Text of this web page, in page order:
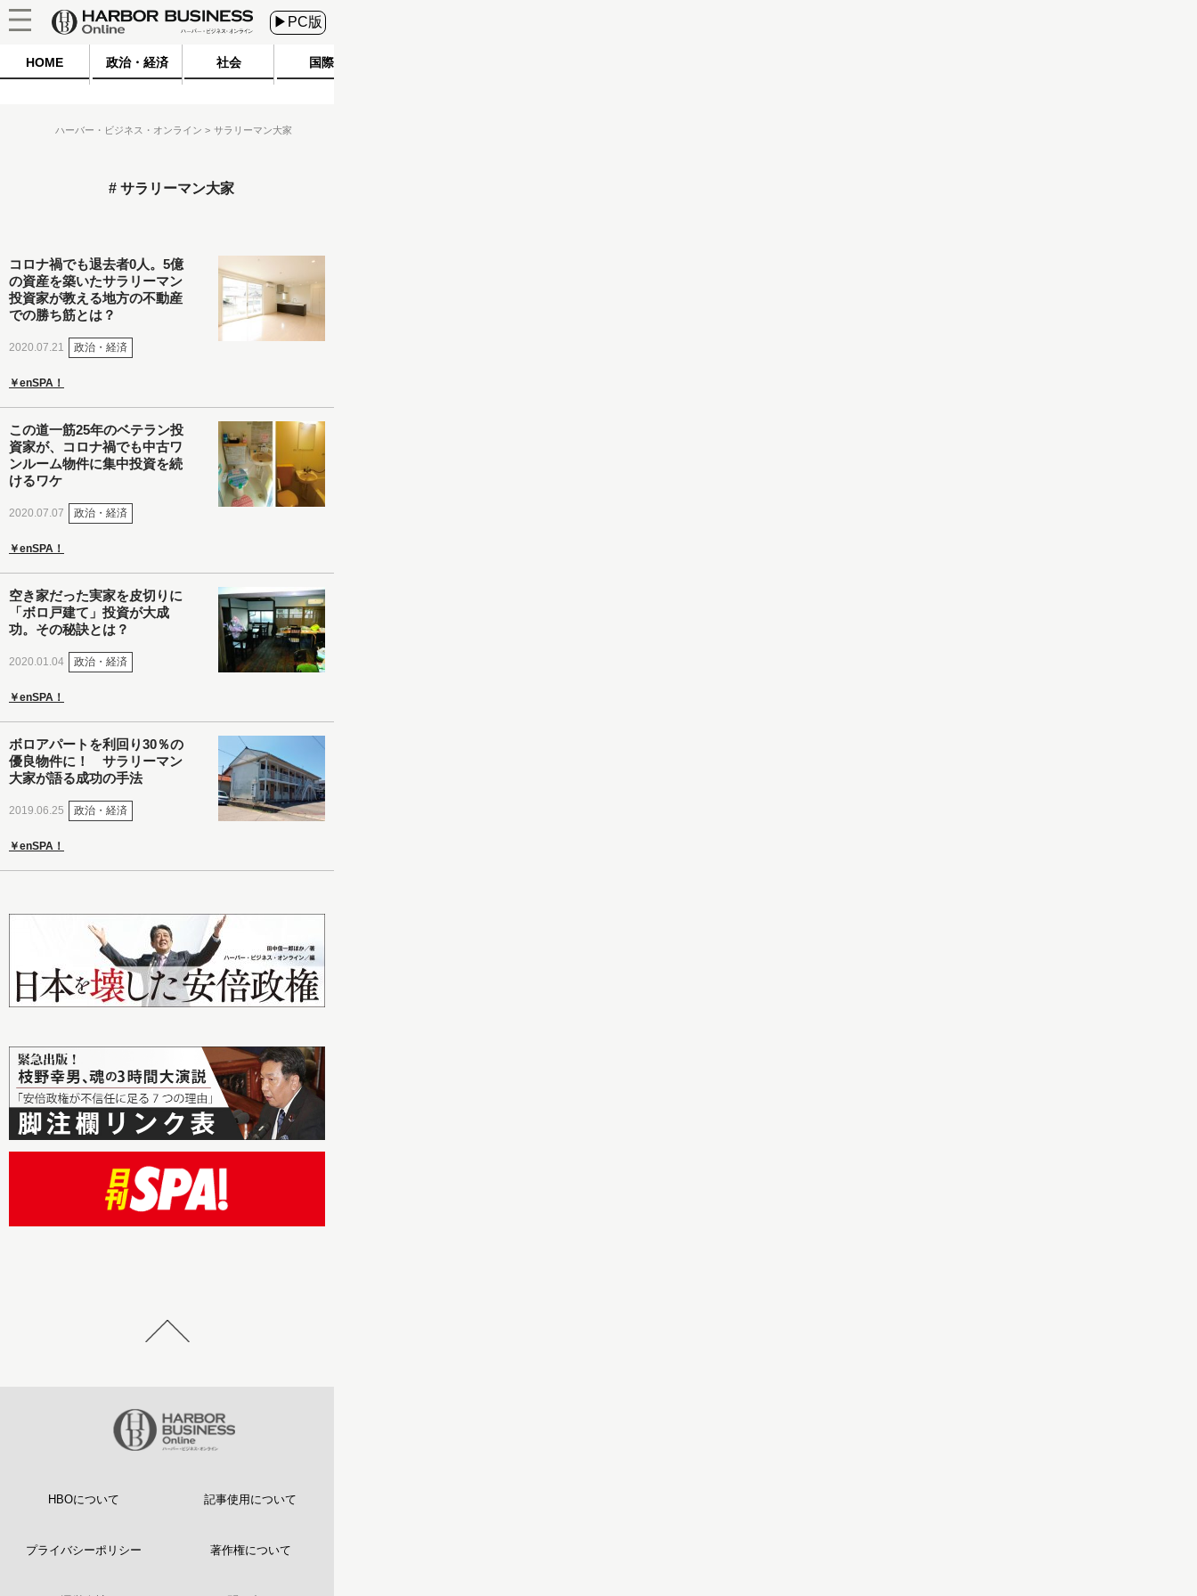
▶PC版
HOME 政治・経済 社会 国際
ハーバー・ビジネス・オンライン サラリーマン大家
サラリーマン大家
コロナ禍でも退去者0人。5億
の資産を築いたサラリーマン
投資家が教える地方の不動産
での勝ち筋とは？
2020.07.21 政治・経済
￥enSPA！
この道一筋25年のベテラン投
資家が、コロナ禍でも中古ワ
ンルーム物件に集中投資を続
けるワケ
2020.07.07 政治・経済
￥enSPA！
空き家だった実家を皮切りに
「ボロ戸建て」投資が大成
功。その秘訣とは？
2020.01.04 政治・経済
￥enSPA！
ボロアパートを利回り30％の
優良物件に！ サラリーマン
大家が語る成功の手法
2019.06.25 政治・経済
￥enSPA！
HBOについて 記事使用について
プライバシーポリシー 著作権について